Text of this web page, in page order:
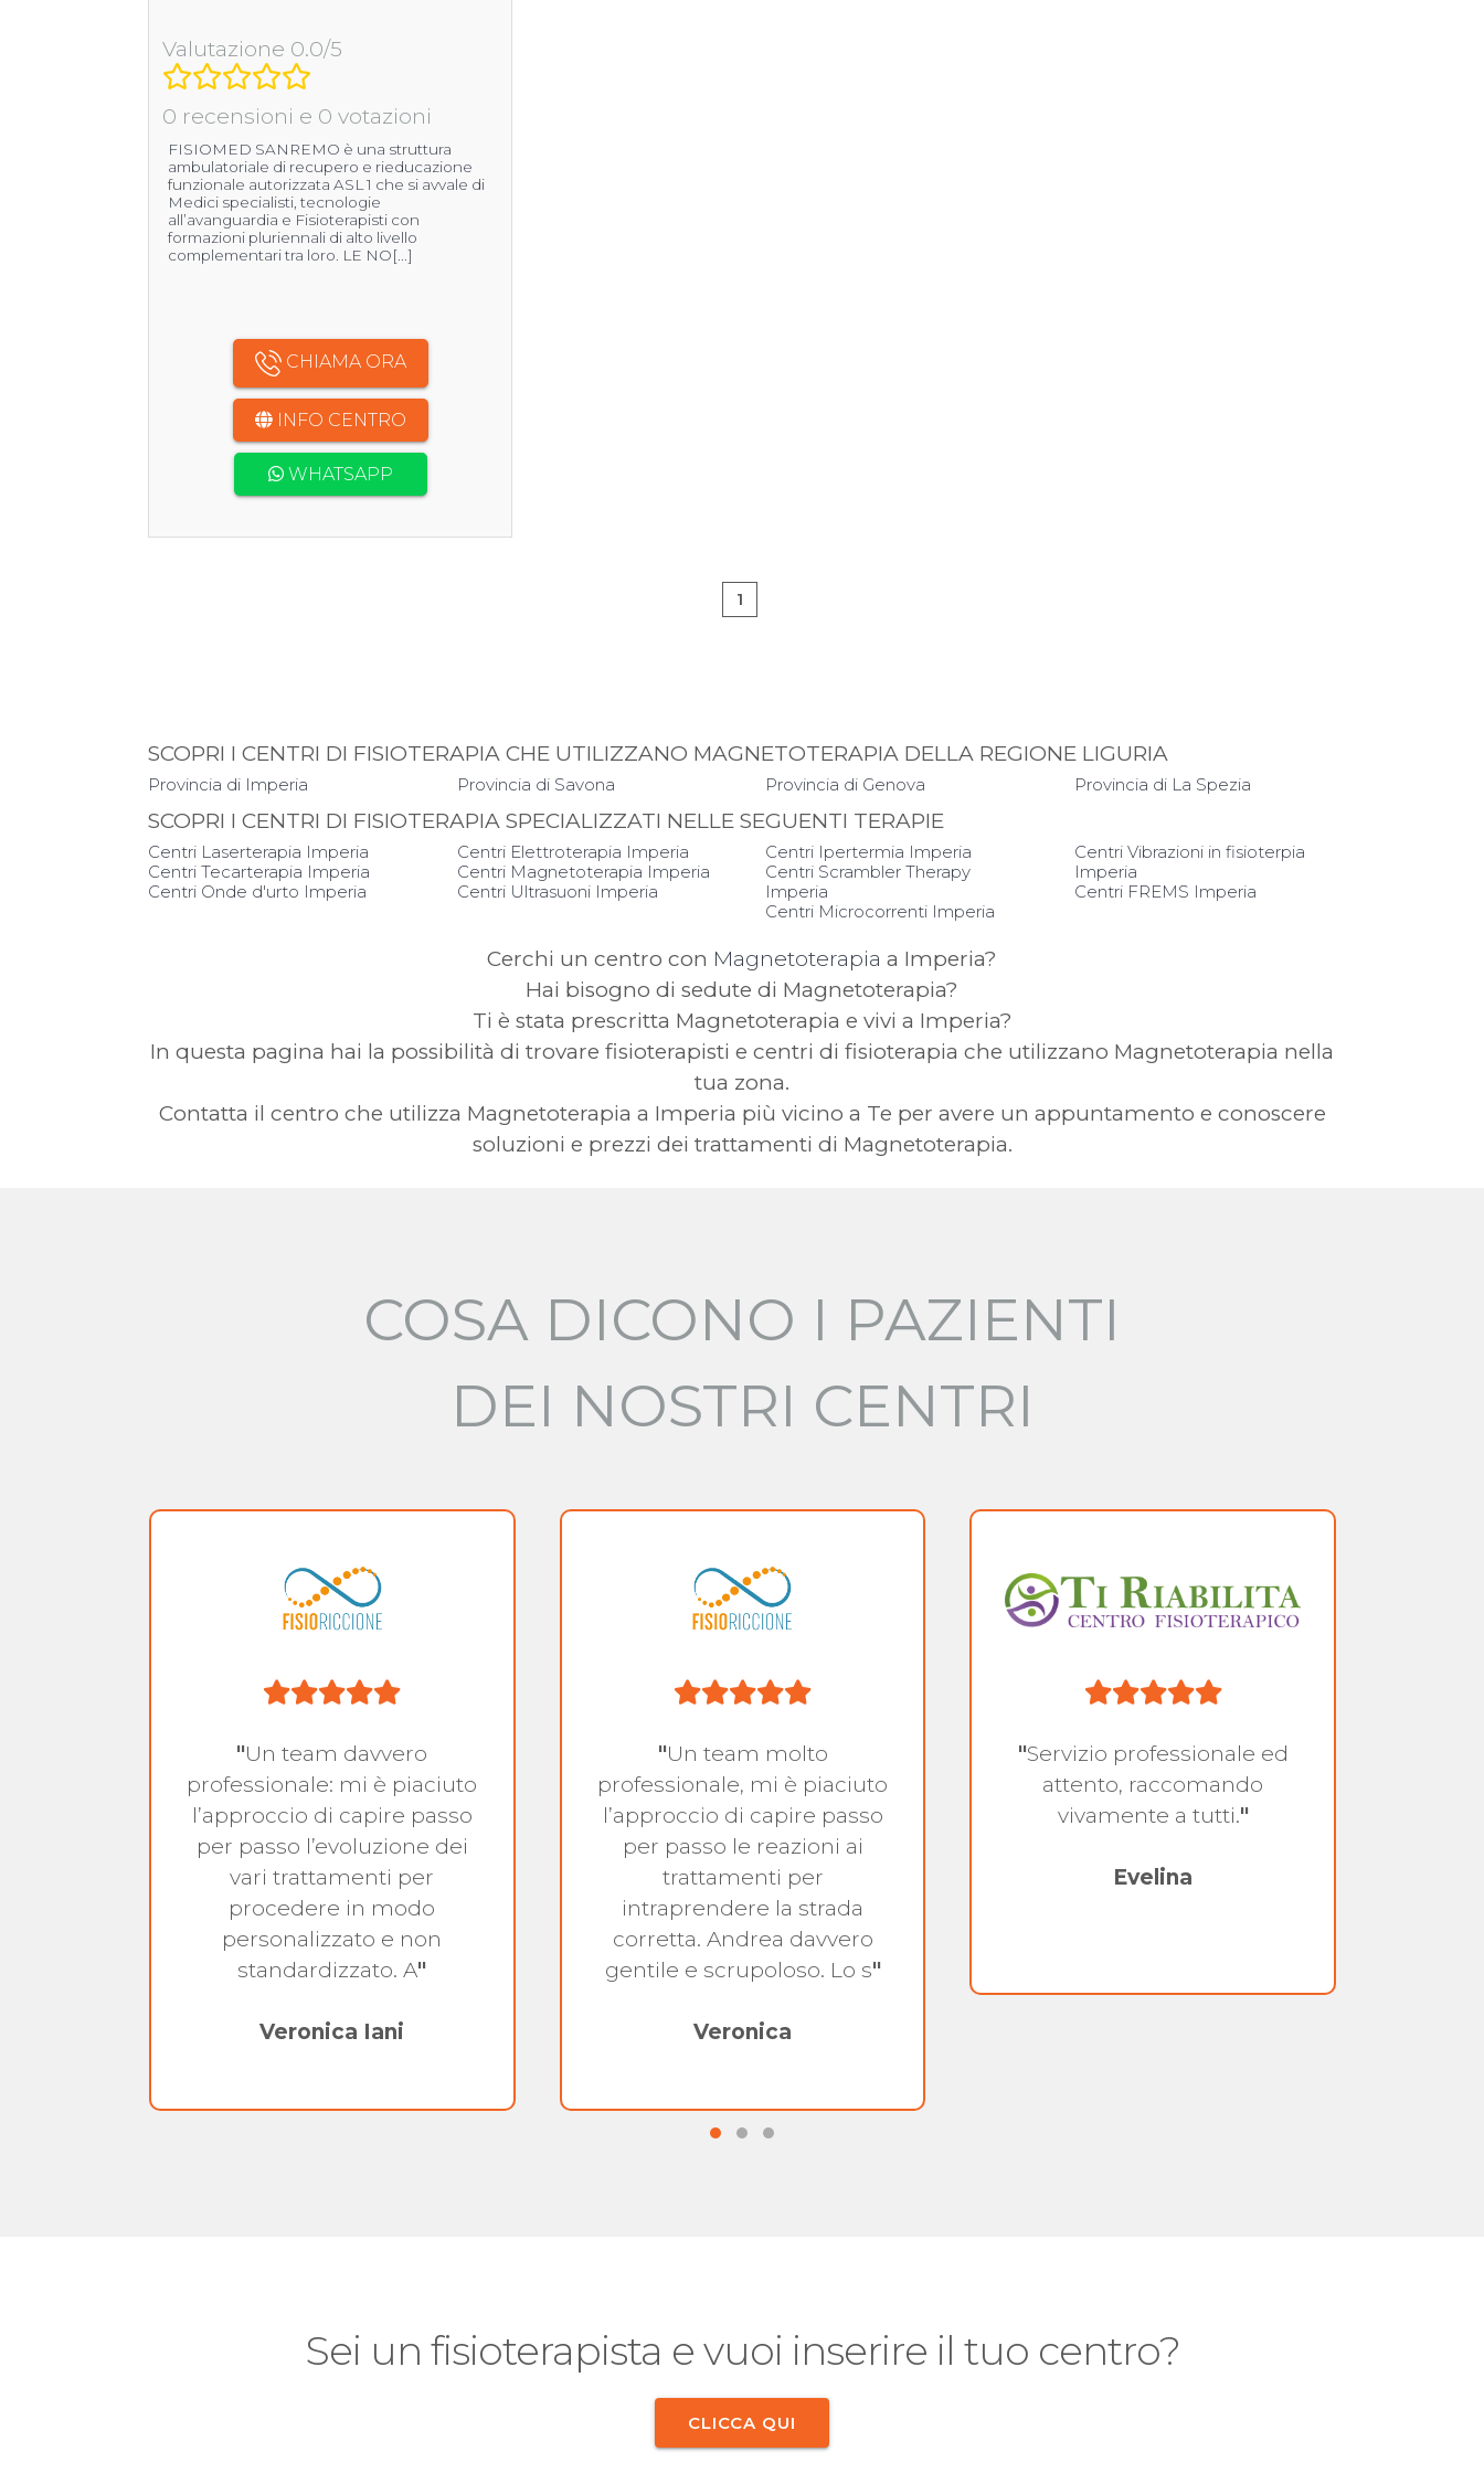
Valutazione 0.0/5
0 recensioni e 0 votazioni
FISIOMED SANREMO è una struttura
ambulatoriale di recupero e rieducazione
funzionale autorizzata ASL 1 che si avvale di
Medici specialisti, tecnologie
all’avanguardia e Fisioterapisti con
formazioni pluriennali di alto livello
complementari tra loro. LE NO[...]
CHIAMA ORA
INFO CENTRO
WHATSAPP
1
SCOPRI I CENTRI DI FISIOTERAPIA CHE UTILIZZANO MAGNETOTERAPIA DELLA REGIONE LIGURIA
Provincia di Imperia Provincia di Savona Provincia di Genova Provincia di La Spezia
SCOPRI I CENTRI DI FISIOTERAPIA SPECIALIZZATI NELLE SEGUENTI TERAPIE
Centri Laserterapia Imperia
Centri Tecarterapia Imperia
Centri Onde d'urto Imperia
Centri Elettroterapia Imperia
Centri Magnetoterapia Imperia
Centri Ultrasuoni Imperia
Centri Ipertermia Imperia
Centri Scrambler Therapy
Imperia
Centri Microcorrenti Imperia
Centri Vibrazioni in fisioterpia
Imperia
Centri FREMS Imperia
Cerchi un centro con Magnetoterapia a Imperia?
Hai bisogno di sedute di Magnetoterapia?
Ti è stata prescritta Magnetoterapia e vivi a Imperia?
In questa pagina hai la possibilità di trovare fisioterapisti e centri di fisioterapia che utilizzano Magnetoterapia nella
tua zona.
Contatta il centro che utilizza Magnetoterapia a Imperia più vicino a Te per avere un appuntamento e conoscere
soluzioni e prezzi dei trattamenti di Magnetoterapia.
COSA DICONO I PAZIENTI
DEI NOSTRI CENTRI
"Un team davvero
professionale: mi è piaciuto
l’approccio di capire passo
per passo l’evoluzione dei
vari trattamenti per
procedere in modo
personalizzato e non
standardizzato. A"
Veronica Iani
"Un team molto
professionale, mi è piaciuto
l’approccio di capire passo
per passo le reazioni ai
trattamenti per
intraprendere la strada
corretta. Andrea davvero
gentile e scrupoloso. Lo s"
Veronica
"Servizio professionale ed
attento, raccomando
vivamente a tutti."
Evelina
Sei un fisioterapista e vuoi inserire il tuo centro?
CLICCA QUI